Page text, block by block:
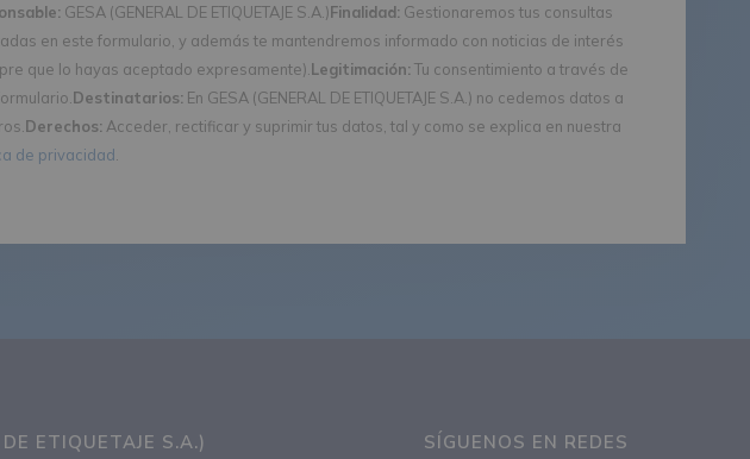
GESA (GENERAL DE ETIQUETAJE S.A.)Finalidad: Gestionaremos tus consultas
en este formulario, y además te mantendremos informado con noticias de interés
que lo hayas aceptado expresamente). Legitimación:Tu consentimiento a través de
Destinatarios: En GESA (GENERAL DE ETIQUETAJE S.A.) no cedemos datos a
Derechos: Acceder, rectificar y suprimir tus datos, tal y como se explica en nuestra
de privacidad
ETIQUETAJE S.A.) SÍGUENOS EN REDES